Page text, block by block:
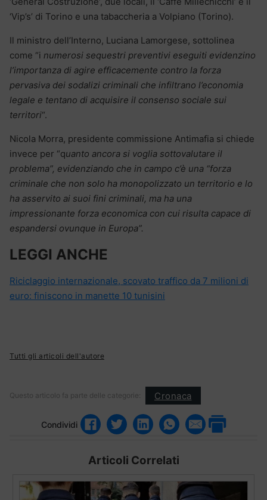
‘Vip’s’ di Torino e una tabaccheria a Volpiano (Torino).
Il ministro dell’Interno, Luciana Lamorgese, sottolinea
come “i numerosi sequestri preventivi eseguiti evidenzino
l’importanza di agire efficacemente contro la forza
pervasiva dei sodalizi criminali che infiltrano l’economia
legale e tentano di acquisire il consenso sociale sui
territori“.
Nicola Morra, presidente commissione Antimafia si chiede
invece per “quanto ancora si voglia sottovalutare il
problema”, evidenziando che in campo c’è una “forza
criminale che non solo ha monopolizzato un territorio e lo
ha asservito ai suoi fini criminali, ma ha una
impressionante forza economica con cui risulta capace di
espandersi ovunque in Europa”.
LEGGI ANCHE
Riciclaggio internazionale, scovato traffico da 7 milioni di
euro: finiscono in manette 10 tunisini
Tutti gli articoli dell'autore
Questo articolo fa parte delle categorie: Cronaca
Condividi
Articoli Correlati